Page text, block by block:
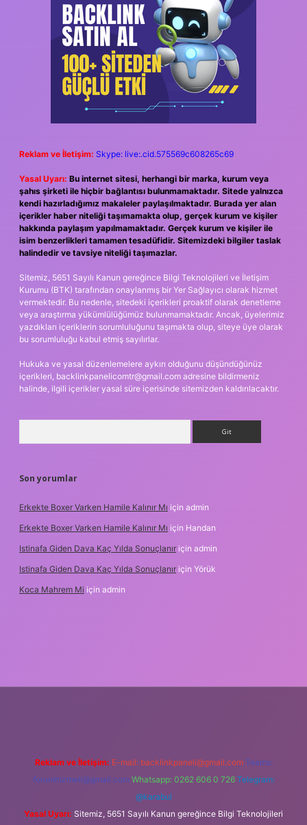
Reklam ve İletişim: Skype: live:.cid.575569c608265c69
Yasal Uyarı: Bu internet sitesi, herhangi bir marka, kurum veya
şahıs şirketi ile hiçbir bağlantısı bulunmamaktadır. Sitede yalnızca
kendi hazırladığımız makaleler paylaşılmaktadır. Burada yer alan
içerikler haber niteliği taşımamakta olup, gerçek kurum ve kişiler
hakkında paylaşım yapılmamaktadır. Gerçek kurum ve kişiler ile
isim benzerlikleri tamamen tesadüfidir. Sitemizdeki bilgiler taslak
halindedir ve tavsiye niteliği taşımazlar.
Sitemiz, 5651 Sayılı Kanun gereğince Bilgi Teknolojileri ve İletişim
Kurumu (BTK) tarafından onaylanmış bir Yer Sağlayıcı olarak hizmet
vermektedir. Bu nedenle, sitedeki içerikleri proaktif olarak denetleme
veya araştırma yükümlülüğümüz bulunmamaktadır. Ancak, üyelerimiz
yazdıkları içeriklerin sorumluluğunu taşımakta olup, siteye üye olarak
bu sorumluluğu kabul etmiş sayılırlar.
Hukuka ve yasal düzenlemelere aykırı olduğunu düşündüğünüz
içerikleri, backlinkpanelicomtr@gmail.com adresine bildirmeniz
halinde, ilgili içerikler yasal süre içerisinde sitemizden kaldırılacaktır.
Son yorumlar
Erkekte Boxer Varken Hamile Kalınır Mı için admin
Erkekte Boxer Varken Hamile Kalınır Mı için Handan
Istinafa Giden Dava Kaç Yılda Sonuçlanır için admin
Istinafa Giden Dava Kaç Yılda Sonuçlanır için Yörük
Koca Mahrem Mi için admin
Reklam ve İletişim: E-mail: backlinkpaneli@gmail.com Teams:
forumhizmeti@gmail.com Whatsapp: 0262 606 0 726 Telegram:
@karabul
Yasal Uyarı: Sitemiz, 5651 Sayılı Kanun gereğince Bilgi Teknolojileri